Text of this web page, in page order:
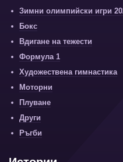
Зимни олимпийски игри
Бокс
Вдигане на тежести
Формула 1
Художествена гимнастика
Моторни
Плуване
Други
Ръгби